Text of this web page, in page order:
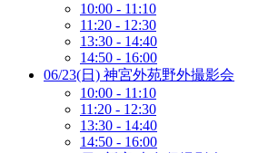
10:00 - 11:10
11:20 - 12:30
13:30 - 14:40
14:50 - 16:00
06/23(日) 神宮外苑野外撮影会
10:00 - 11:10
11:20 - 12:30
13:30 - 14:40
14:50 - 16:00